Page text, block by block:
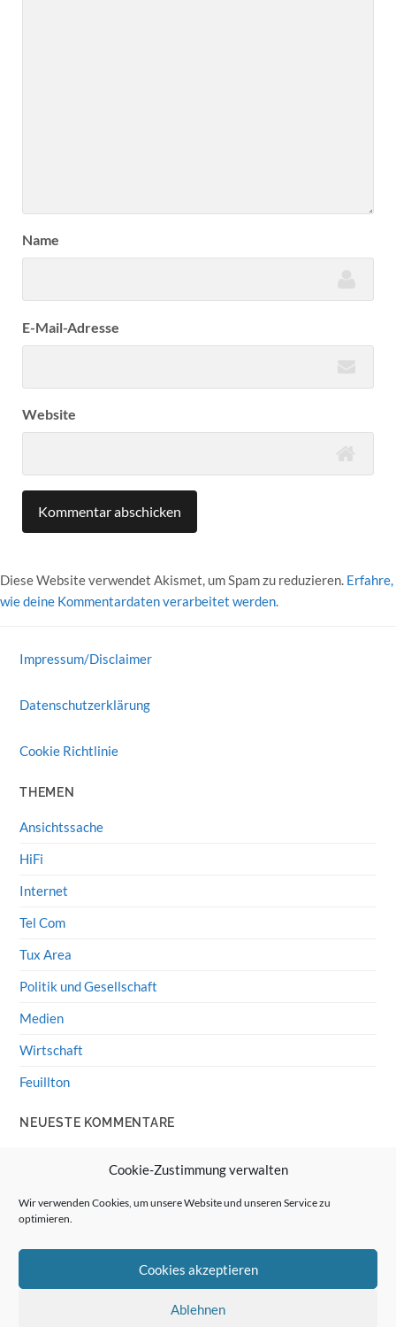
Cookie-Zustimmung verwalten
Wir verwenden Cookies, um unsere Website und unseren Service zu
optimieren.
Cookies akzeptieren
Ablehnen
Name
E-Mail-Adresse
Website
Diese Website verwendet Akismet, um Spam zu reduzieren. Erfahre,
wie deine Kommentardaten verarbeitet werden.
Impressum/Disclaimer
Datenschutzerklärung
Cookie Richtlinie
THEMEN
Ansichtssache
HiFi
Internet
Tel Com
Tux Area
Politik und Gesellschaft
Medien
Wirtschaft
Feuillton
NEUESTE KOMMENTARE
Wolff von Rechenberg
Linux Mint: Google Drive integrieren
HiFi-Klassiker: Celestion 3